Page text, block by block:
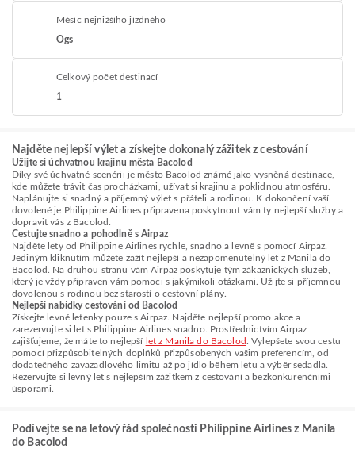
Měsíc nejnižšího jízdného
Ogs
Celkový počet destinací
1
Najděte nejlepší výlet a získejte dokonalý zážitek z cestování
Užijte si úchvatnou krajinu města Bacolod
Díky své úchvatné scenérii je město Bacolod známé jako vysněná destinace,
kde můžete trávit čas procházkami, užívat si krajinu a poklidnou atmosféru.
Naplánujte si snadný a příjemný výlet s přáteli a rodinou. K dokončení vaší
dovolené je Philippine Airlines připravena poskytnout vám ty nejlepší služby a
dopravit vás z Bacolod.
Cestujte snadno a pohodlně s Airpaz
Najděte lety od Philippine Airlines rychle, snadno a levně s pomocí Airpaz.
Jediným kliknutím můžete zažít nejlepší a nezapomenutelný let z Manila do
Bacolod. Na druhou stranu vám Airpaz poskytuje tým zákaznických služeb,
který je vždy připraven vám pomoci s jakýmikoli otázkami. Užijte si příjemnou
dovolenou s rodinou bez starostí o cestovní plány.
Nejlepší nabídky cestování od Bacolod
Získejte levné letenky pouze s Airpaz. Najděte nejlepší promo akce a
zarezervujte si let s Philippine Airlines snadno. Prostřednictvím Airpaz
zajišťujeme, že máte to nejlepší let z Manila do Bacolod
. Vylepšete svou cestu
pomocí přizpůsobitelných doplňků přizpůsobených vašim preferencím, od
dodatečného zavazadlového limitu až po jídlo během letu a výběr sedadla.
Rezervujte si levný let s nejlepším zážitkem z cestování a bezkonkurenčními
úsporami.
Podívejte se na letový řád společnosti Philippine Airlines z Manila
do Bacolod